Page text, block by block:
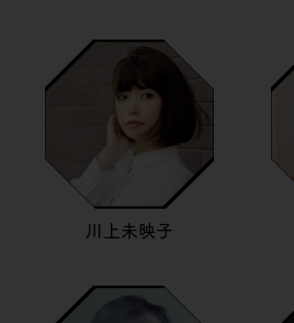
川上未映子